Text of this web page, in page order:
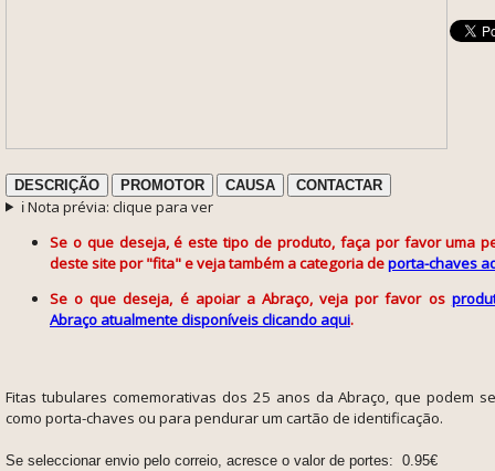
DESCRIÇÃO PROMOTOR CAUSA CONTACTAR
ℹ️ Nota prévia: clique para ver
Se o que deseja, é este tipo de produto, faça por favor uma
deste site por "fita" e veja também a categoria deporta-chaves
Se o que deseja, é apoiar a Abraço, veja por favor os
Abraço atualmente disponíveis clicando aqui.
Fitas tubulares comemorativas dos 25 anos da Abraço, que podem
como porta-chaves ou para pendurar um cartão de identificação.
Se seleccionar envio pelo correio, acresce o valor de portes: 0.95€